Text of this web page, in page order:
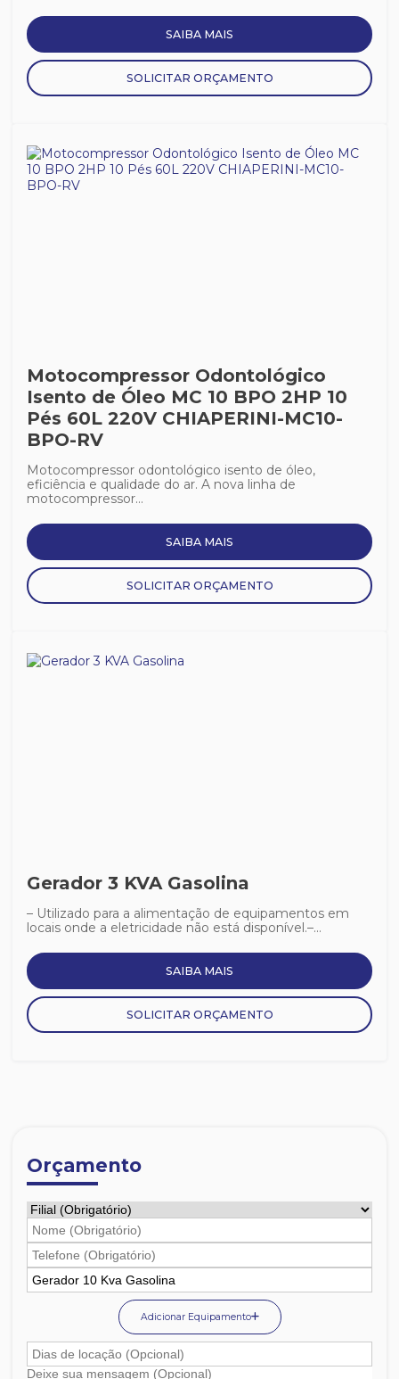
SAIBA MAIS
SOLICITAR ORÇAMENTO
Motocompressor Odontológico
Isento de Óleo MC 10 BPO 2HP 10
Pés 60L 220V CHIAPERINI-MC10-
BPO-RV
Motocompressor odontológico isento de óleo,
eficiência e qualidade do ar. A nova linha de
motocompressor...
SAIBA MAIS
SOLICITAR ORÇAMENTO
Gerador 3 KVA Gasolina
– Utilizado para a alimentação de equipamentos em
locais onde a eletricidade não está disponível.–...
SAIBA MAIS
SOLICITAR ORÇAMENTO
Orçamento
Adicionar Equipamento